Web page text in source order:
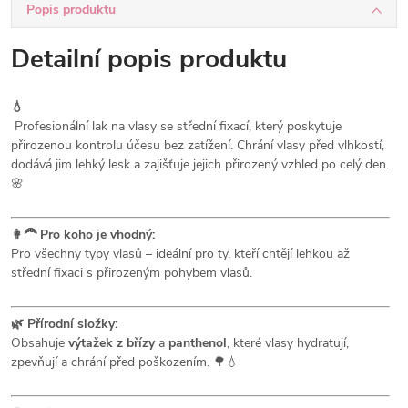
Popis produktu
Detailní popis produktu
💧
Profesionální lak na vlasy se střední fixací, který poskytuje
přirozenou kontrolu účesu bez zatížení. Chrání vlasy před vlhkostí,
dodává jim lehký lesk a zajišťuje jejich přirozený vzhled po celý den.
🌸
👩‍🦰 Pro koho je vhodný:
Pro všechny typy vlasů – ideální pro ty, kteří chtějí lehkou až
střední fixaci s přirozeným pohybem vlasů.
🌿 Přírodní složky:
Obsahuje výtažek z břízya panthenol, které vlasy hydratují,
zpevňují a chrání před poškozením. 🌳💧